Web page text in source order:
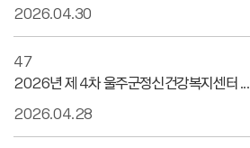
2026.04.30
47
2026년 제 4차 울주군정신건강복지센터 ...
2026.04.28